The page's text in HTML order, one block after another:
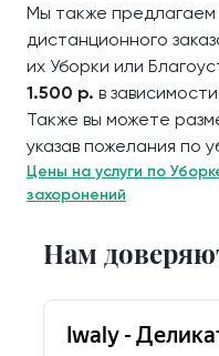
Мы также предлагаем
дистанционного
их Уборки или
1.500 р. в
Также вы можете
указав пожелания по
Цены на услуги по
захоронений
Нам